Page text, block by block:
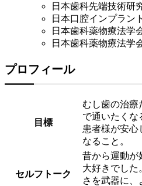
日本歯科先端技術研
日本口腔インプラン
日本歯科薬物療法学
日本歯科薬物療法学
プロフィール
目標
むし歯の治療
で通いたくな
患者様が安心
なること。
セルフトーク
昔から運動が
大好きでした
さを武器に、